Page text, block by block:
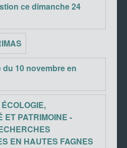
ce dimanche 24
10 novembre en
ET PATRIMOINE -
EN HAUTES FAGNES